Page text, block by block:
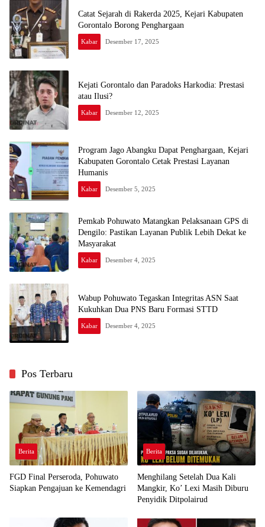
Catat Sejarah di Rakerda 2025, Kejari Kabupaten
Gorontalo Borong Penghargaan
Kabar Desember 17, 2025
Kejati Gorontalo dan Paradoks Harkodia: Prestasi
atau Ilusi?
Kabar Desember 12, 2025
Program Jago Abangku Dapat Penghargaan, Kejari
Kabupaten Gorontalo Cetak Prestasi Layanan
Humanis
Kabar Desember 5, 2025
Pemkab Pohuwato Matangkan Pelaksanaan GPS di
Dengilo: Pastikan Layanan Publik Lebih Dekat ke
Masyarakat
Kabar Desember 4, 2025
Wabup Pohuwato Tegaskan Integritas ASN Saat
Kukuhkan Dua PNS Baru Formasi STTD
Kabar Desember 4, 2025
Pos Terbaru
Berita
FGD Final Perseroda, Pohuwato
Siapkan Pengajuan ke Kemendagri
Berita
Menghilang Setelah Dua Kali
Mangkir, Ko’ Lexi Masih Diburu
Penyidik Ditpolairud